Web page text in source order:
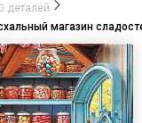
деталей
магазин